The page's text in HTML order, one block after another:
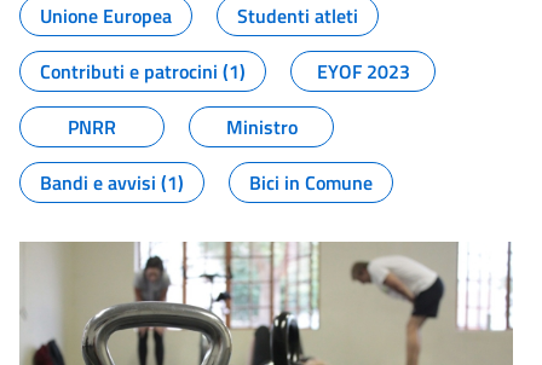
Unione Europea
Studenti atleti
Contributi e patrocini (1)
EYOF 2023
PNRR
Ministro
Bandi e avvisi (1)
Bici in Comune